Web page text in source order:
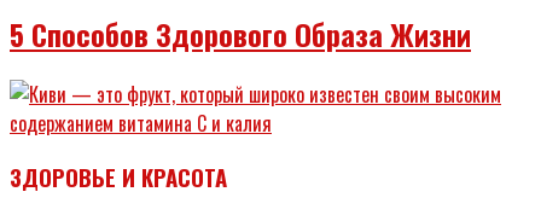
5 Способов Здорового Образа Жизни
ЗДОРОВЬЕ И КРАСОТА